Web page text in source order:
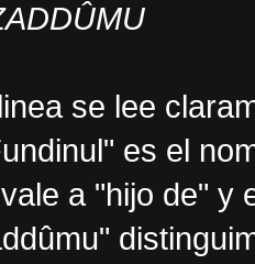
se lee
es el
a "hijo de" y